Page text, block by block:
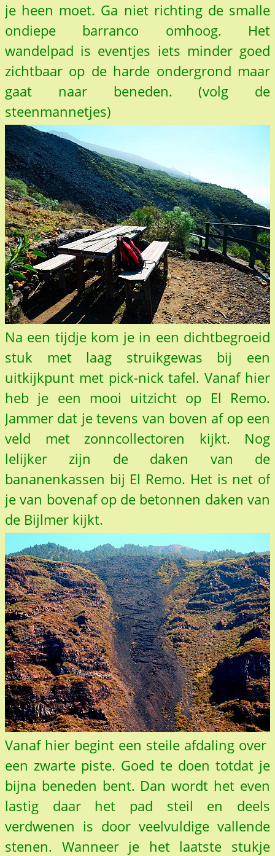
je heen moet. Ga niet richting de smalle
ondiepe barranco omhoog. Het
wandelpad is eventjes iets minder goed
zichtbaar op de harde ondergrond maar
gaat naar beneden. (volg de
steenmannetjes)
Na een tijdje kom je in een dichtbegroeid
stuk met laag struikgewas bij een
uitkijkpunt met pick-nick tafel. Vanaf hier
heb je een mooi uitzicht op El Remo.
Jammer dat je tevens van boven af op een
veld met zonncollectoren kijkt. Nog
lelijker zijn de daken van de
bananenkassen bij El Remo. Het is net of
je van bovenaf op de betonnen daken van
de Bijlmer kijkt.
Vanaf hier begint een steile afdaling over
een zwarte piste. Goed te doen totdat je
bijna beneden bent. Dan wordt het even
lastig daar het pad steil en deels
verdwenen is door veelvuldige vallende
stenen. Wanneer je het laatste stukje